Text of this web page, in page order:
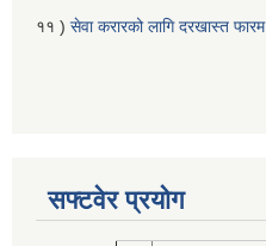
११ ) सेवा करारको लागि दरखास्त फारम
सफ्टवेर प्रयोग